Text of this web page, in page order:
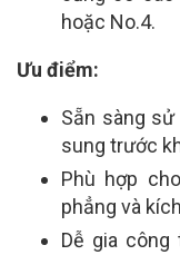
hoặc No.4.
Ưu điểm:
Sẵn sàng
sung trước
Phù hợp
phẳng và
Dễ gia công